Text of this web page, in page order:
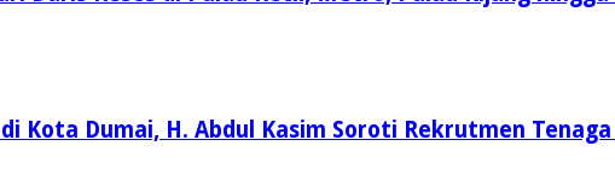
Kota Dumai, H. Abdul Kasim Soroti Rekrutmen